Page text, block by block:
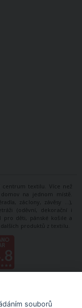
textilu. Více než
na jednom místě.
záclony, závěsy ...),
(oděvní, dekorační i
pro děti, pánské košile a
produktů z textilu.
souborů